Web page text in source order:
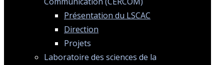
Présentation du LSCAC
Direction
Projets
Laboratoire des sciences de la